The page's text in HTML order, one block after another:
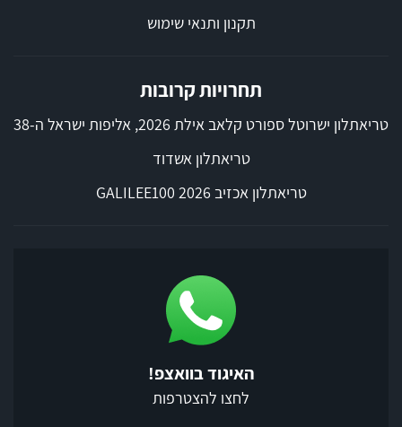
תקנון ותנאי שימוש
תחרויות קרובות
טריאתלון ישרוטל ספורט קלאב אילת 2026, אליפות ישראל ה-38
טריאתלון אשדוד
טריאתלון אכזיב 2026 GALILEE100
האיגוד בוואצפ!
לחצו להצטרפות